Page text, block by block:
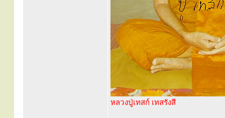
หลวงปู่เทสก์ เทสรังสี